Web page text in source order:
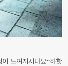
느껴지시나요~하핫